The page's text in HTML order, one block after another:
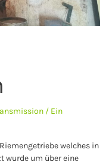
/ Ein
welches in
wurde um über eine